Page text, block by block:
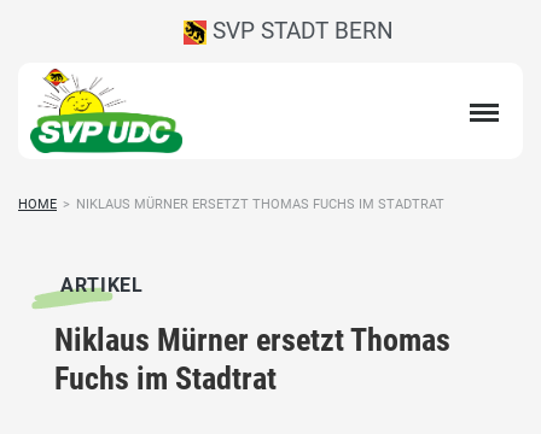
SVP STADT BERN
HOME > NIKLAUS MÜRNER ERSETZT THOMAS FUCHS IM STADTRAT
ARTIKEL
Niklaus Mürner ersetzt Thomas
Fuchs im Stadtrat